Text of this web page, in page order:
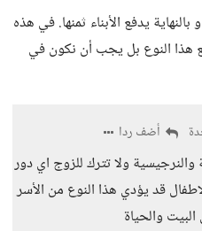
يدفع الأبناء ثمنها. في هذه
هذا النوع بل يجب أن نكون في
أضف ردا
والنرجيسية ولا تترك للزوج اي دور
قد يؤدي هذا النوع من الأسر
والحياة